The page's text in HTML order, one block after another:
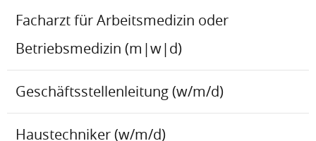
Facharzt für Arbeitsmedizin oder
Betriebsmedizin (m|w|d)
Geschäftsstellenleitung (w/m/d)
Haustechniker (w/m/d)